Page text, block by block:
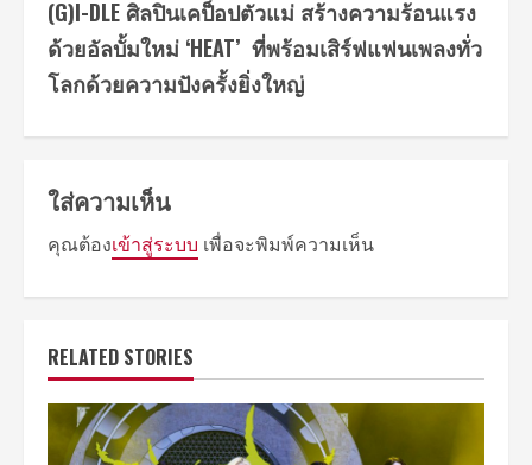
(G)I-DLE ศิลปินเคป็อปตัวแม่ สร้างความร้อนแรง
ด้วยอัลบั้มใหม่ ‘HEAT’ ​ ที่พร้อมเสิร์ฟแฟนเพลงทั่ว
โลกด้วยความปังครั้งยิ่งใหญ่
ใส่ความเห็น
คุณต้องเข้าสู่ระบบ เพื่อจะพิมพ์ความเห็น
RELATED STORIES